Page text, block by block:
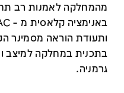
מהמחלקה לאמנות רב
ותעודת הוראה מסמינר
גרמניה.